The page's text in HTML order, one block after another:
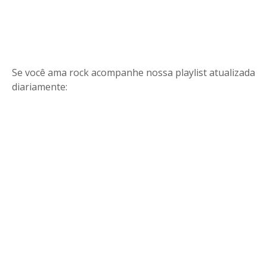
Se você ama rock acompanhe nossa playlist atualizada
diariamente: